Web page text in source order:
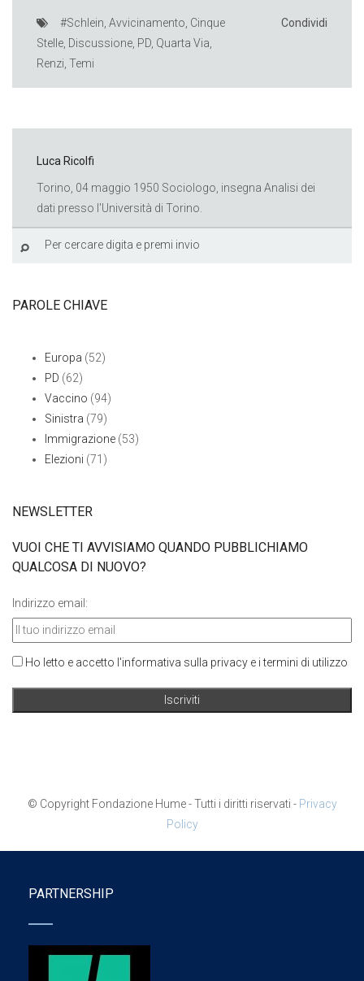
#Schlein Avvicinamento Cinque
Stelle Discussione PD Quarta Via
Renzi Temi
Condividi
Luca Ricolfi
Torino, 04 maggio 1950 Sociologo, insegna Analisi dei
dati presso l'Università di Torino.
PAROLE CHIAVE
Europa (52)
PD (62)
Vaccino (94)
Sinistra (79)
Immigrazione (53)
Elezioni (71)
NEWSLETTER
VUOI CHE TI AVVISIAMO QUANDO PUBBLICHIAMO
QUALCOSA DI NUOVO?
Indirizzo email:
Ho letto e accetto l'informativa sulla privacy e i termini di utilizzo
© Copyright Fondazione Hume - Tutti i diritti riservati - Privacy
Policy
PARTNERSHIP